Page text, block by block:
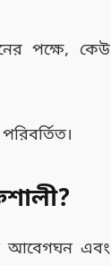
পক্ষে, কেউ
আবেগঘন এবং